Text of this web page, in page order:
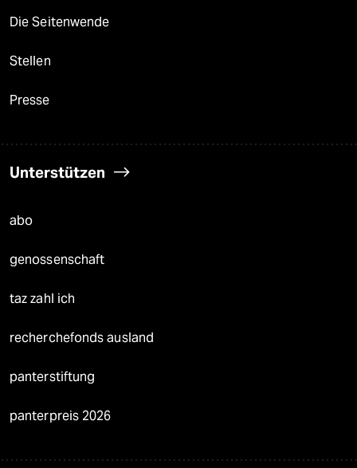
Die Seitenwende
Stellen
Presse
Unterstützen
abo
genossenschaft
taz zahl ich
recherchefonds ausland
panterstiftung
panterpreis 2026